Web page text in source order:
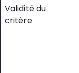
Validité du
critère